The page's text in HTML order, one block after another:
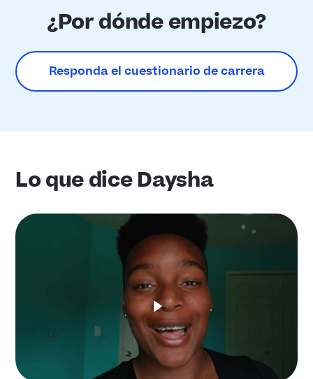
¿Por dónde empiezo?
Responda el cuestionario de carrera
Lo que dice Daysha
Reproducir
video